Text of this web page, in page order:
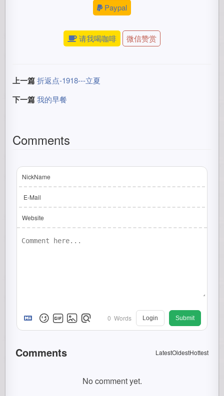
Paypal
请我喝咖啡 微信赞赏
上一篇 折返点-1918---立夏
下一篇 我的早餐
Comments
NickName
E-Mail
Website
0 Words Login Submit
Comments LatestOldestHottest
No comment yet.